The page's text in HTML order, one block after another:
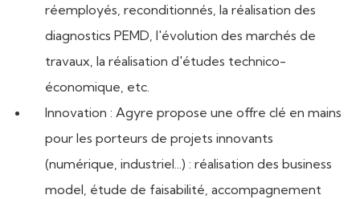
réemployés, reconditionnés, la réalisation des
diagnostics PEMD, l'évolution des marchés de
travaux, la réalisation d'études technico-
économique, etc.
Innovation : Agyre propose une offre clé en mains
pour les porteurs de projets innovants
(numérique, industriel...) : réalisation des business
model, étude de faisabilité, accompagnement